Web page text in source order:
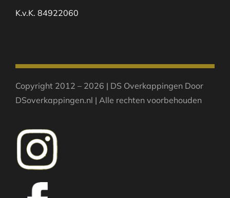
K.v.K. 84922060
Copyright 2012 – 2026 | DS Overkappingen Door
DSoverkappingen.nl | Alle rechten voorbehouden